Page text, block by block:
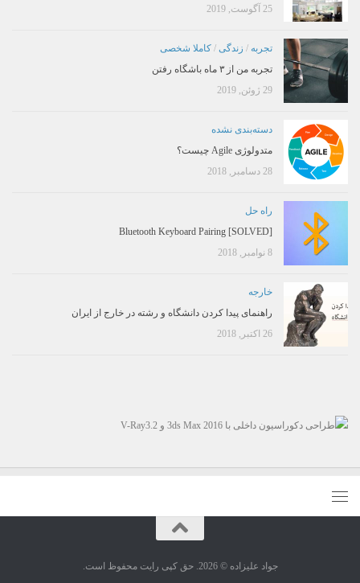
25 آگوست, 2019
تجربه / زندگی / کاملا شخصی
تجربه من از ۳ ماه باشگاه رفتن
29 ژوئن, 2019
دسته‌بندی نشده
متدولوژی Agile چیست؟
28 دسامبر, 2018
راه حل
[SOLVED] Bluetooth Keyboard Pairing
8 نوامبر, 2018
خارجه
راهنمای پیدا کردن دانشگاه و رشته در خارج از ایران
26 اکتبر, 2018
جواد علیزاده © 2026. حق کپی رایت محفوظ است.